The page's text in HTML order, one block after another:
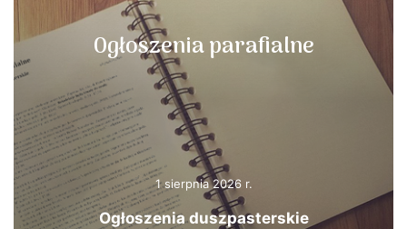
Ogłoszenia parafialne
1 sierpnia 2026 r.
Ogłoszenia duszpasterskie